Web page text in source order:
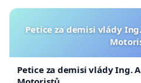
Petice za demisi vlády
Petice za demisi vlády Ing.